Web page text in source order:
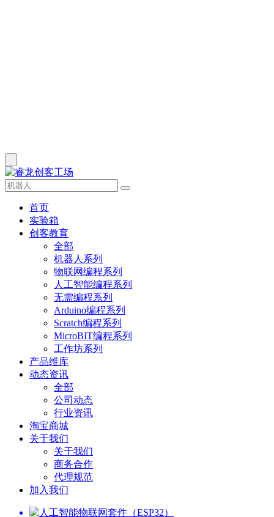
首页
实验箱
创客教育
全部
机器人系列
物联网编程系列
人工智能编程系列
无需编程系列
Arduino编程系列
Scratch编程系列
MicroBIT编程系列
工作坊系列
产品维库
动态资讯
全部
公司动态
行业资讯
淘宝商城
关于我们
关于我们
商务合作
代理规范
加入我们